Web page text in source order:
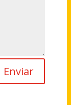
Enviar